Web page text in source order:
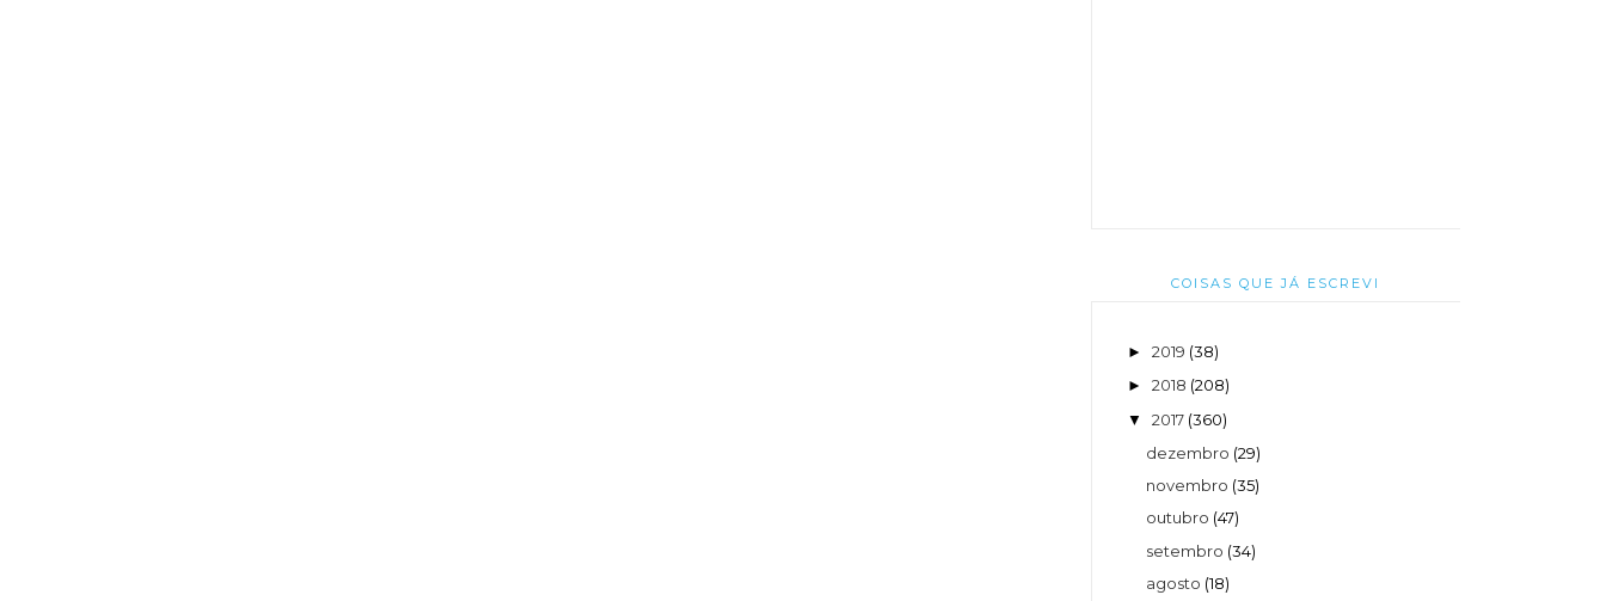
COISAS QUE JÁ ESCREVI
► 2019 (38)
► 2018 (208)
▼ 2017 (360)
dezembro (29)
novembro (35)
outubro (47)
setembro (34)
agosto (18)